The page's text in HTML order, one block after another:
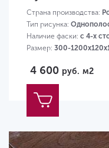
Страна производства:
Тип рисунка:
Наличие фаски: с 4-х
Размер: 300-
4 600 руб. м2